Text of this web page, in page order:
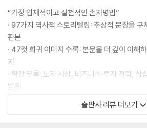
· 속내를 감추고 결정타를 날려라 - 일곱 나라의
흐름을 읽고 허를 찔러라
· 실상을 감추고 허를 꿰뚫어라 - 원수의 손으로
제7편│군쟁軍爭 주도권 경쟁의 기술
주도권 경쟁이 승패를 결정한다
· 때로는 돌아가는 길이 가장 빠르다 - 위나라 등
· 이로움의 이면에는 해로움이 있다 - 진시황의
--- p. 24「제1편│계」 중에서
전쟁이란 국가의 대사이다. 수많은 사람의 생사
이므로, 반드시 신중하게 살피지 않으면 안 된
요소를 기준 삼아 적과 아군 양측의 여러 상황을
악해야 한다. … 도(道)란 백성들로 하여금 윗
공생공사하고 두려워하거나 의심하지 않게 만
다섯 가지 요소를 모두 깊이 파악해야 한다. 오
에서 승리를 획득할 수 있다.
--- p.25-26 「제1편│계」 중에서
“가장 입체적이고 실천적인 손자병법”
· 97가지 역사적 스토리텔링: 추상적 문장을 구
판본
· 47컷 희귀 이미지 수록: 본문을 더 깊이 이해
지
· 확장 부록: 노자 사상, 비즈니스·투자 전략, 삼
범위
· 충실한 주석과 원문 병기: 초심자·전문가 모
출판사 리뷰 더보기